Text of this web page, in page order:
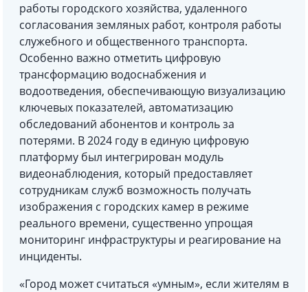
работы городского хозяйства, удаленного
согласования земляных работ, контроля работы
служебного и общественного транспорта.
Особенно важно отметить цифровую
трансформацию водоснабжения и
водоотведения, обеспечивающую визуализацию
ключевых показателей, автоматизацию
обследований абонентов и контроль за
потерями. В 2024 году в единую цифровую
платформу был интегрирован модуль
видеонаблюдения, который предоставляет
сотрудникам служб возможность получать
изображения с городских камер в режиме
реального времени, существенно упрощая
мониторинг инфраструктуры и реагирование на
инциденты.
«Город может считаться «умным», если жителям в